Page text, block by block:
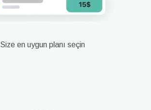
Size en uygun planı seçin